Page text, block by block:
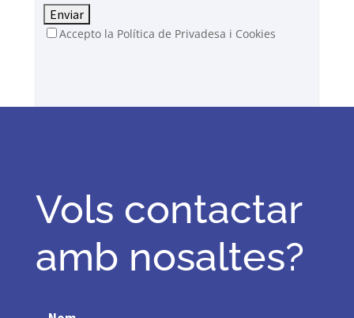
Accepto la Política de Privadesa i Cookies
Vols contactar
amb nosaltes?